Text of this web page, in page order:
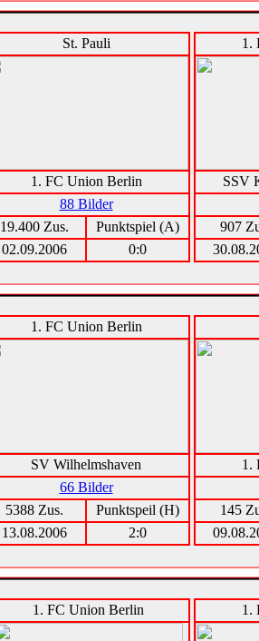
St. Pauli
1. FC Union Berlin
88 Bilder
19.400 Zus.
Punktspiel (A)
02.09.2006
0:0
1.
SSV
907
1. FC Union Berlin
SV Wilhelmshaven
66 Bilder
5388 Zus.
Punktspeil (H)
13.08.2006
2:0
1.
145
1. FC Union Berlin 1.